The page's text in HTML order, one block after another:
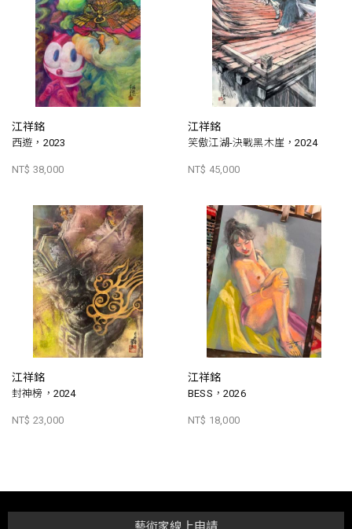
江祥銘
西遊，2023
NT$ 38,000
江祥銘
笑傲江湖-決戰黑木崖，2024
NT$ 45,000
江祥銘
封神榜，2024
NT$ 23,000
江祥銘
BESS，2026
NT$ 18,000